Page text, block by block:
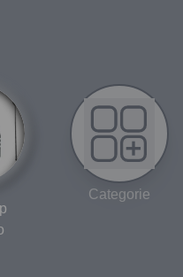
Cheyenne, 2 batterie
(ISO 13485)
x 125mm
Categorie